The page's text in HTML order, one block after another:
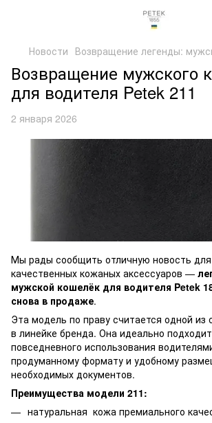
Новости Возвращение легенды:
Возвращение мужского
для водителя Petek 211
2 января 2026
Мы рады сообщить отличную новость для
качественных кожаных аксессуаров —
мужской кошелёк для водителя Petek
снова в продаже.
Эта модель по праву считается одной из
в линейке бренда. Она идеально
повседневного использования
продуманному формату и удобному
необходимых документов.
Преимущества модели 211:
натуральная кожа премиального